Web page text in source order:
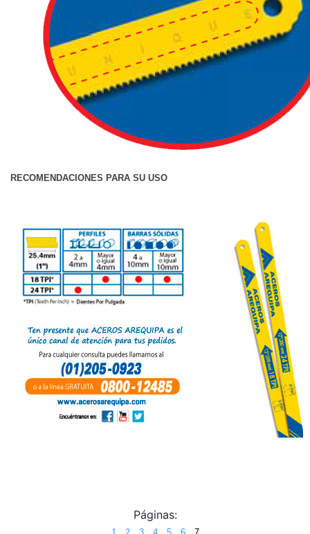
RECOMENDACIONES PARA SU USO
Páginas: